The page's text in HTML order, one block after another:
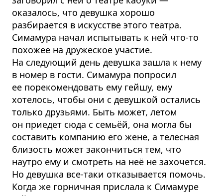
оказалось, что девушка хорошо
разбирается в искусстве этого театра.
Симамура начал испытывать к ней что-то
похожее на дружеское участие.
На следующий день девушка зашла к нему
в номер в гости. Симамура попросил
ее порекомендовать ему гейшу, ему
хотелось, чтобы они с девушкой остались
только друзьями. Быть может, летом
он приедет сюда с семьёй, она могла бы
составить компанию его жене, а телесная
близость может закончиться тем, что
наутро ему и смотреть на неё не захочется.
Но девушка все-таки отказывается помочь.
Когда же горничная прислала к Симамуре